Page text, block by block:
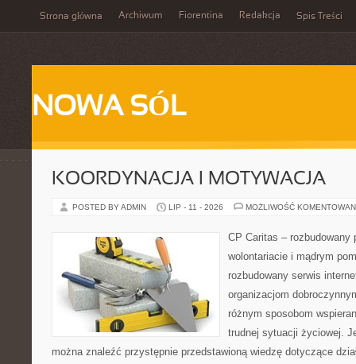
Strona główna Archiwum Fiorentina Redakcja Spis Treści
NOWA SÓL
KOORDYNACJA I MOTYWACJA
POSTED BY ADMIN LIP - 11 - 2026 MOŻLIWOŚĆ
CP Caritas – rozbudowany
wolontariacie i mądrym
rozbudowany serwis
organizacjom
różnym sposobom
trudnej sytuacji życiowej.
można znaleźć przystępnie przedstawioną wiedzę dotyczące